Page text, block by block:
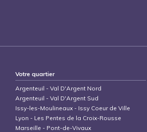
Votre quartier
Argenteuil -Val D'Argent Nord
Argenteuil -Val D'Argent Sud
Issy-les-Moulineaux - Issy Coeur de Ville
Lyon - Les Pentes de la Croix-Rousse
Marseille - Pont-de-Vivaux